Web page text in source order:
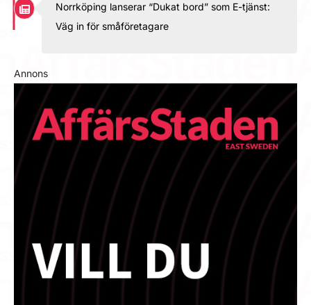
Norrköping lanserar “Dukat bord” som E-tjänst:
Väg in för småföretagare
Annons